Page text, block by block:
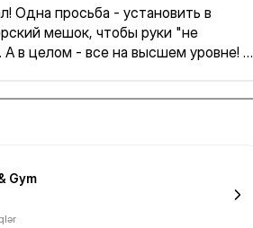
Одна просьба - установить в
мешок, чтобы руки "не
А в целом - все на высшем уровне! 🔥
Gym